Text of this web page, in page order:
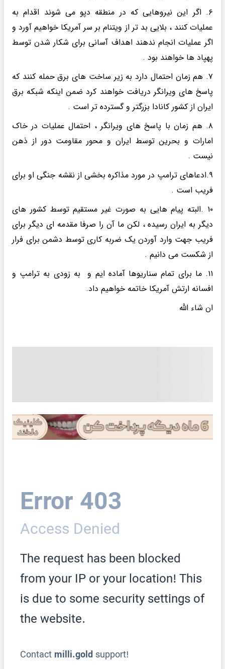
۶. اگر این نیروهایی که در منطقه دپو می شوند اقدام به
عملیات کنند ، بلایی بد تر از ویتنام بر سر آمریکا خواهیم آورد و‌
اگر عملیات انجام ندهند اهداف آسانی برای شکار شدن توسط
پهپاد ها خواهند بود .
۷. هم زمان احتمال دارد به زیر ساخت های برق حمله کنند که
پاسخ های ویرانگر دریافت خواهند کرد ضمن اینکه شبکه برق
ایران از کشور کانادا بزرگتر و گسترده تر است .
۸. هم زمان با پاسخ های ویرانگر ، احتمال عملیات در خاک
امارات و بحرین توسط ایران و محور مقاومت دور از ذهن
نیست .
۹.ادعاهای ترامپ در مورد مذاکره بخشی از نقشه جنگی او برای
فریب است .
۱۰ .البته پیام هایی به صورت غیر مستقیم توسط کشور های
دیگر به ایران رسیده ، لکن ما آن را صرفا مقدمه ای دیگر برای
فریب جهت وارد آوردن یک ضربه کاری توسط دشمن برای فرار
از شکست می دانیم .
۱۱. ما برای تمام سناریوها آماده ایم و به زودی به ترامپ و
افسانه ارتش آمریکا خاتمه خواهیم داد.
ان شاء الله